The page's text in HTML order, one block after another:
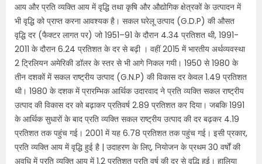
आय और प्रति व्यक्ति आय में वृद्धि तथा कृषि और औद्योगिक क्षेत्रकों के उत्पादन में
भी वृद्धि को प्राप्त करना आवश्यक है। सकल घरेलू उत्‍पाद (G.D.P) की औसत
वृद्धि दर (फैक्‍टर लागत पर) जो 1951–91 के दौरान 4.34 प्रति‍शत थी, 1991-
2011 के दौरान 6.24 प्रति‍शत के दर से बढ़ी । वहीं 2015 में भारतीय अर्थव्यवस्था
2 ट्रिलियन अमेरिकी डॉलर के स्तर से भी आगे निकल गयी। 1950 से 1980 के
तीन दशकों में सकल राष्ट्रीय उत्पाद (G.N.P) की विकास दर केवल 1.49 प्रतिशत
थी। 1980 के दशक में प्रारम्भिक आर्थिक उदारवाद ने प्रति व्यक्ति सकल राष्ट्रीय
उत्पाद की विकास दर को बढ़ाकर प्रतिवर्ष 2.89 प्रतिशत कर दिया। जबकि 1991
के आर्थिक सुधारों के बाद प्रति व्यक्ति सकल राष्ट्रीय उत्पाद की दर बढ़कर 4.19
प्रतिशत तक पहुंच गई। 2001 में यह 6.78 प्रतिशत तक पहुंच गई। इसी प्रकार,
प्रति व्यक्ति आय में वृद्धि हुई है | उदाहरण के लिए, नियोजन के प्रथम 30 वर्षों की
अवधि में प्रति व्यक्ति आय में 1.2 प्रतिशत प्रति वर्ष की दर से वृद्धि हुई। हालिया